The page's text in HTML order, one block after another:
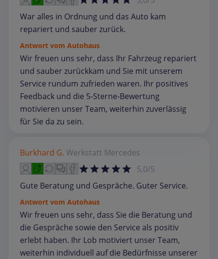
War alles in Ordnung und das Auto kam
repariert und sauber zurück.
Antwort vom Autohaus
Wir freuen uns sehr, dass Ihr Fahrzeug repariert
und sauber zurückkam und Sie mit unserem
Service rundum zufrieden waren. Ihr positives
Feedback und die 5‑Sterne‑Bewertung
motivieren unser Team, weiterhin zuverlässig
für Sie da zu sein.
Burkhard G. Werkstatt Mercedes
5,0/5
Gute Beratung und Gespräche. Guter Service.
Antwort vom Autohaus
Wir freuen uns sehr, dass Sie die Beratung und
die Gespräche sowie den Service als positiv
erlebt haben. Ihr Lob motiviert unser Team,
weiterhin individuell auf die Bedürfnisse unserer